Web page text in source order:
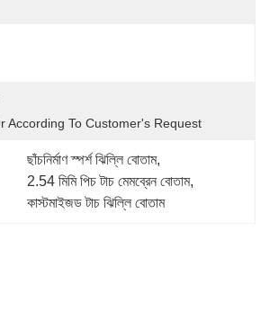
According To Customer's Request
ছাঁচনির্মাণ স্পর্শ ঝিল্লি বোতাম,
2.54 মিমি পিচ টাচ মেমব্রেন বোতাম,
কাস্টমাইজড টাচ ঝিল্লি বোতাম